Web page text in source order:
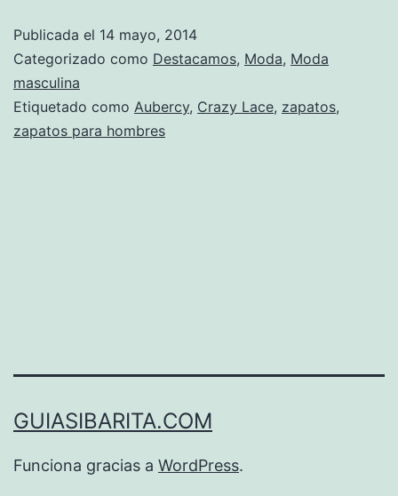
Publicada el 14 mayo, 2014
Categorizado como Destacamos, Moda, Moda
masculina
Etiquetado como Aubercy, Crazy Lace, zapatos,
zapatos para hombres
GUIASIBARITA.COM
Funciona gracias a WordPress.